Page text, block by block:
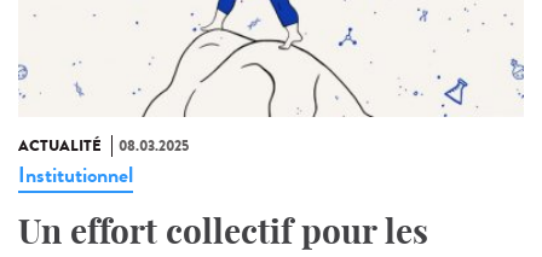
ACTUALITÉ 08.03.2025
Institutionnel
Un effort collectif pour les